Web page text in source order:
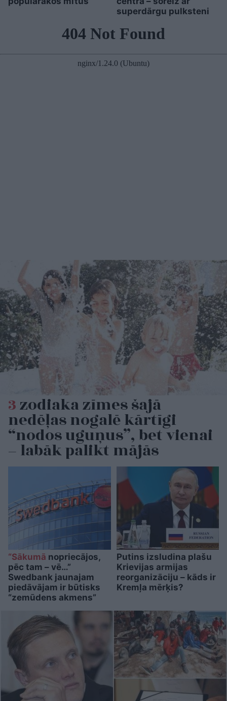
superdārgu pulksteni
3zodiaka zīmes šajā
nedēļas nogalē kārtīgi
“nodos uguņus”, bet vienai
– labāk palikt mājās
“Sākumā nopriecājos,
pēc tam – vē…”
Swedbank jaunajam
piedāvājam ir būtisks
“zemūdens akmens”
Putins izsludina plašu
Krievijas armijas
reorganizāciju – kāds ir
Kremļa mērķis?